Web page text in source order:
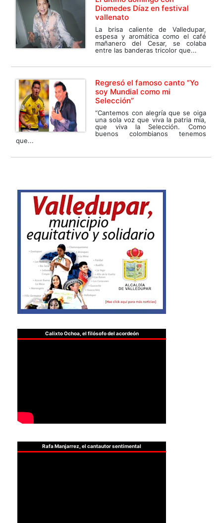
Diomedes Díaz en festival
vallenato
La brisa caliente de Valledupar,
espesa y aromática como el café
mañanero del Cesar, se colaba
entre las banderas tricolor que...
Regresó el famoso canto “Yo
soy Mundial como mi
Selección”
“Cantemos con alegría que se oiga
una sola voz que viva la patria mía,
que viva la Selección. Como
buenos colombianos tenemos
que...
Calixto Ochoa, el filósofo del acordeón
Rafa Manjarrez, el cantautor sentimental